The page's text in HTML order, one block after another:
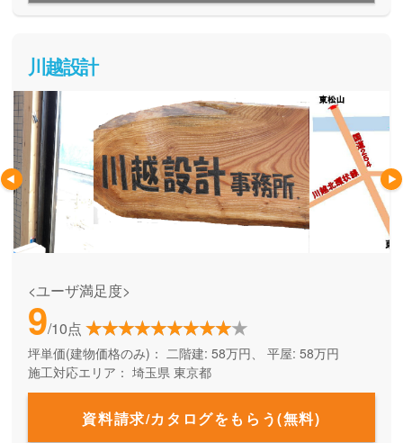
川越設計
<ユーザ満足度>
9/10点
坪単価(建物価格のみ)： 二階建: 58万円、 平屋: 58万円
施工対応エリア： 埼玉県 東京都
資料請求/カタログをもらう(無料)